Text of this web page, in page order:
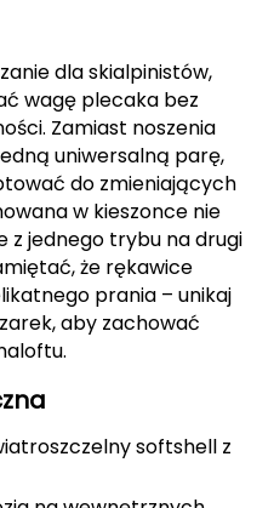
dla skialpinistów,
wagę plecaka bez
Zamiast noszenia
uniwersalną parę,
do zmieniających
w kieszonce nie
z jednego trybu na drugi
że rękawice
prania – unikaj
aby zachować
softshell z